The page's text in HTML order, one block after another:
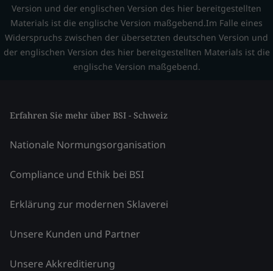
Version und der englischen Version des hier bereitgestellten
Materials ist die englische Version maßgebend.Im Falle eines
Widerspruchs zwischen der übersetzten deutschen Version und
der englischen Version des hier bereitgestellten Materials ist die
englische Version maßgebend.
Erfahren Sie mehr über BSI - Schweiz
Nationale Normungsorganisation
Compliance und Ethik bei BSI
Erklärung zur modernen Sklaverei
Unsere Kunden und Partner
Unsere Akkreditierung